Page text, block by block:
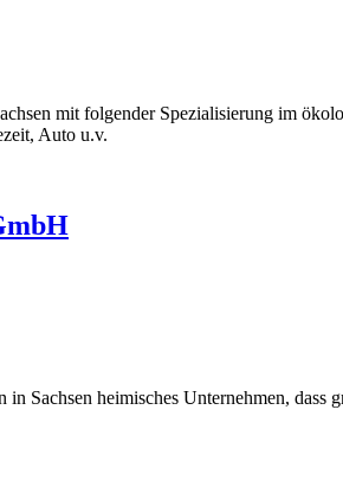
mit folgender Spezialisierung im
Auto u.v.
Sachsen heimisches Unternehmen,